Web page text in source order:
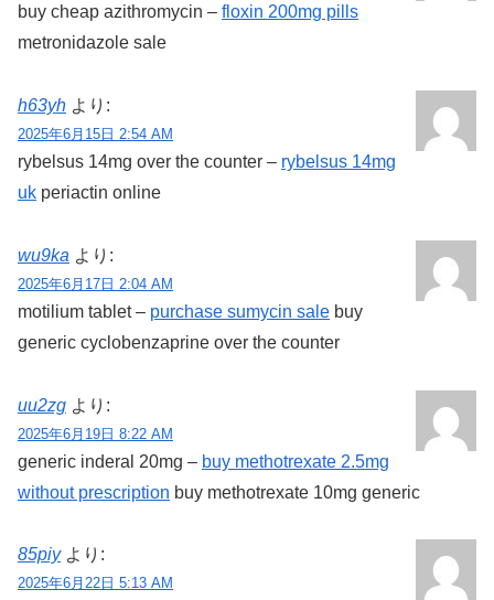
buy cheap azithromycin – floxin 200mg pills
metronidazole sale
h63yh より:
2025年6月15日 2:54 AM
rybelsus 14mg over the counter – rybelsus 14mg
uk periactin online
wu9ka より:
2025年6月17日 2:04 AM
motilium tablet – purchase sumycin sale buy
generic cyclobenzaprine over the counter
uu2zg より:
2025年6月19日 8:22 AM
generic inderal 20mg – buy methotrexate 2.5mg
without prescription buy methotrexate 10mg generic
85piy より:
2025年6月22日 5:13 AM